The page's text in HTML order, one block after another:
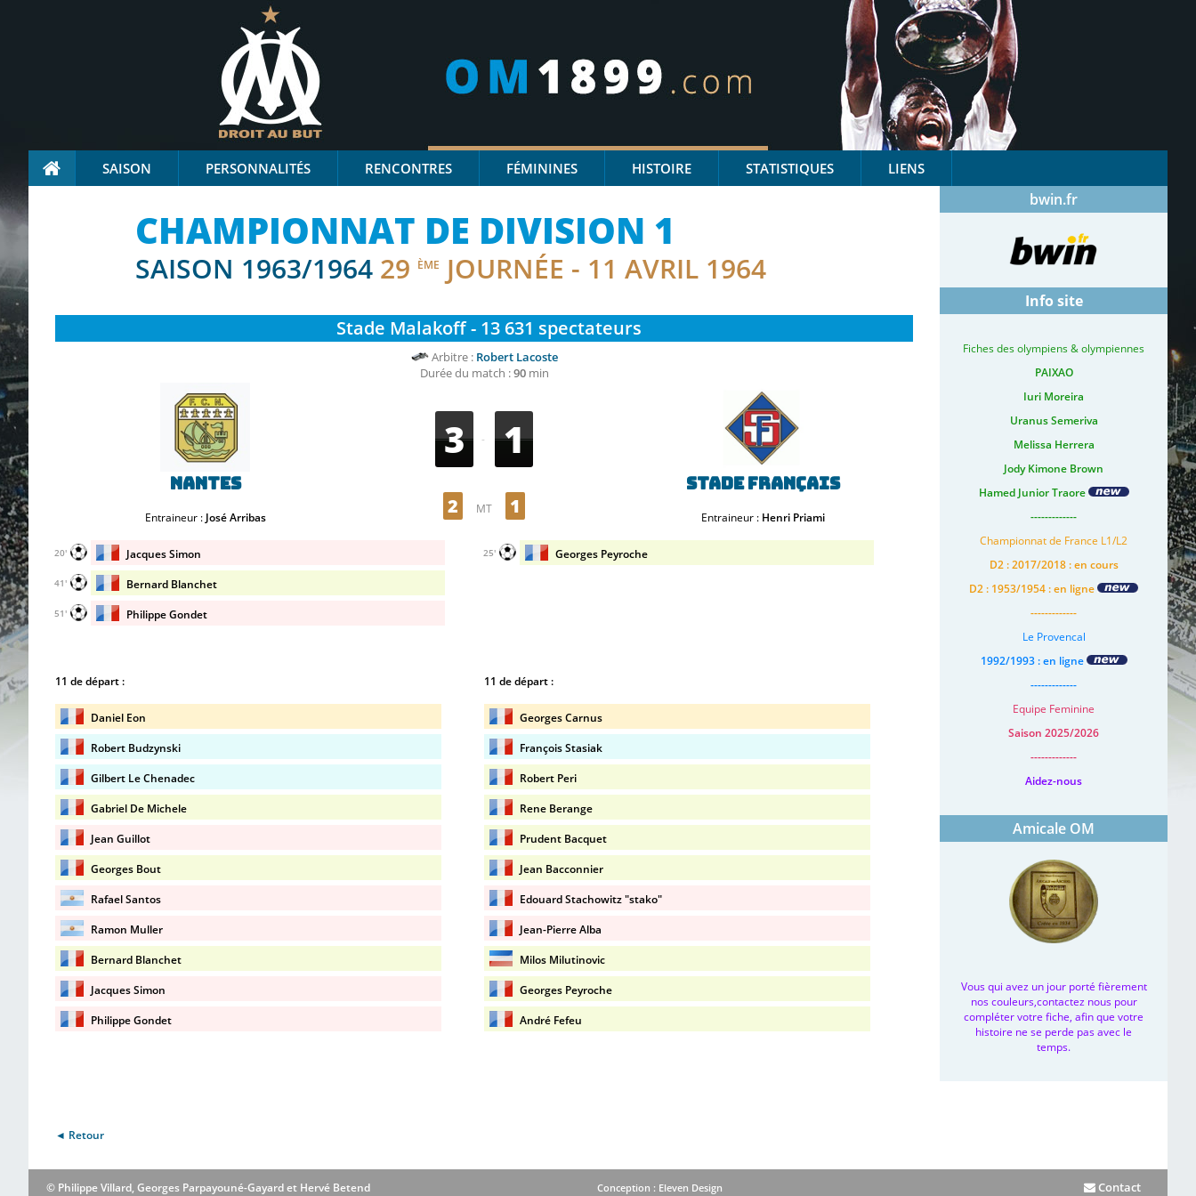
SAISON PERSONNALITÉS RENCONTRES FÉMININES HISTOIRE STATISTIQUES LIENS
CHAMPIONNAT DE DIVISION 1
SAISON 1963/1964 29 ÈME JOURNÉE - 11 AVRIL 1964
Stade Malakoff - 13 631 spectateurs
Arbitre : Robert Lacoste
Durée du match :90min
Nantes
Entraineur : José Arribas
3 - 1
2 MT 1
Stade Français
Entraineur : Henri Priami
Jacques Simon
20'
Bernard Blanchet
41'
Philippe Gondet
51'
Georges Peyroche
25'
11 de départ :
Daniel Eon
Robert Budzynski
Gilbert Le Chenadec
Gabriel De Michele
Jean Guillot
Georges Bout
Rafael Santos
Ramon Muller
Bernard Blanchet
Jacques Simon
Philippe Gondet
11 de départ :
Georges Carnus
François Stasiak
Robert Peri
Rene Berange
Prudent Bacquet
Jean Bacconnier
Edouard Stachowitz "stako"
Jean-Pierre Alba
Milos Milutinovic
Georges Peyroche
André Fefeu
◄ Retour
bwin.fr
Info site
Fiches des olympiens & olympiennes
PAIXAO
Iuri Moreira
Uranus Semeriva
Melissa Herrera
Jody Kimone Brown
Hamed Junior Traore
-------------
Championnat de France L1/L2
D2 : 2017/2018 : en cours
D2 : 1953/1954 : en ligne
-------------
Le Provencal
1992/1993 : en ligne
-------------
Equipe Feminine
Saison 2025/2026
-------------
Aidez-nous
Amicale OM
Vous qui avez un jour porté fièrement
nos couleurs,contactez nous pour
compléter votre fiche, afin que votre
histoire ne se perde pas avec le
temps.
© Philippe Villard, Georges Parpayouné-Gayard et Hervé Betend Conception : Eleven Design Contact